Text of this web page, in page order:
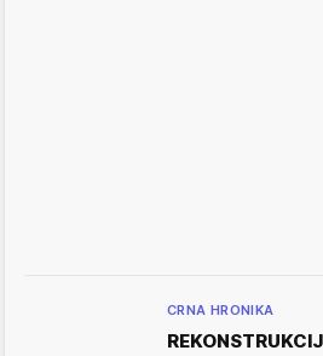
CRNA HRONIKA